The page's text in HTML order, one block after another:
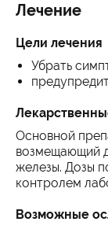
Лечение
Цели лечения
Убрать
Основной
возмещающий
железы. Дозы
контролем
Возможные